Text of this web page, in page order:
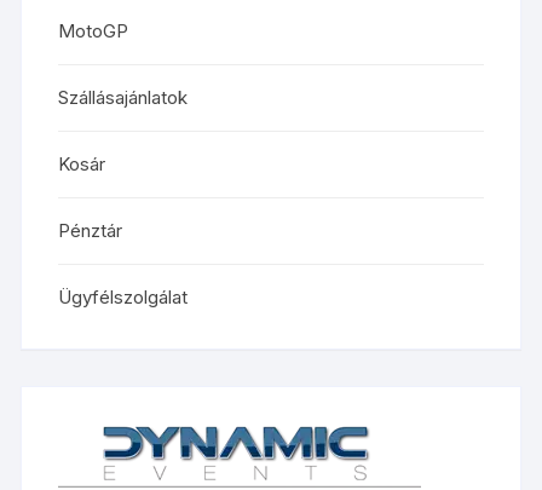
MotoGP
Szállásajánlatok
Kosár
Pénztár
Ügyfélszolgálat